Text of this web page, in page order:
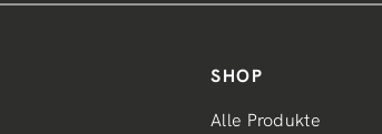
SHOP
Alle Produkte